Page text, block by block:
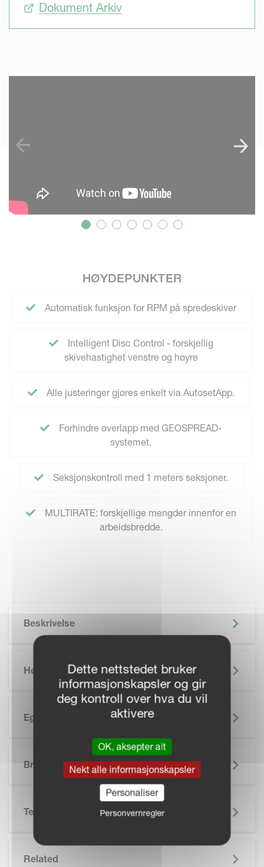
Dokument Arkiv
HØYDEPUNKTER
Automatisk funksjon for RPM på spredeskiver
Intelligent Disc Control - forskjellig
skivehastighet venstre og høyre
Alle justeringer gjøres enkelt via AutosetApp.
Forhindre overlapp med GEOSPREAD-
systemet.
Seksjonskontroll med 1 meters seksjoner.
MULTIRATE: forskjellige mengder innenfor en
arbeidsbredde.
Beskrivelse
Høydepunkter
Egenskaper
Brosjyre
Tekniske Spesifikasjoner
Related
Dette nettstedet bruker
informasjonskapsler og gir
deg kontroll over hva du vil
aktivere
OK, aksepter alt
Nekt alle informasjonskapsler
Personaliser
Personvernregler